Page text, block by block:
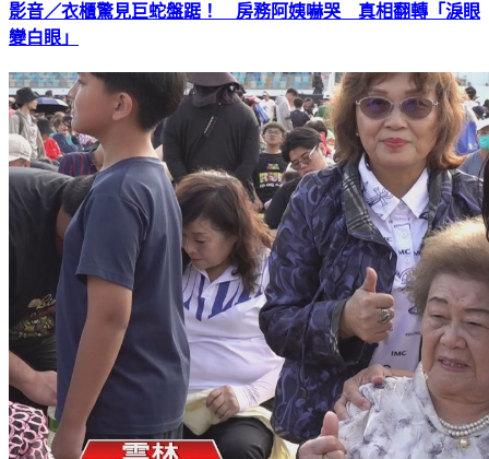
影音／衣櫃驚見巨蛇盤踞！ 房務阿姨嚇哭 真相翻轉「淚眼
變白眼」